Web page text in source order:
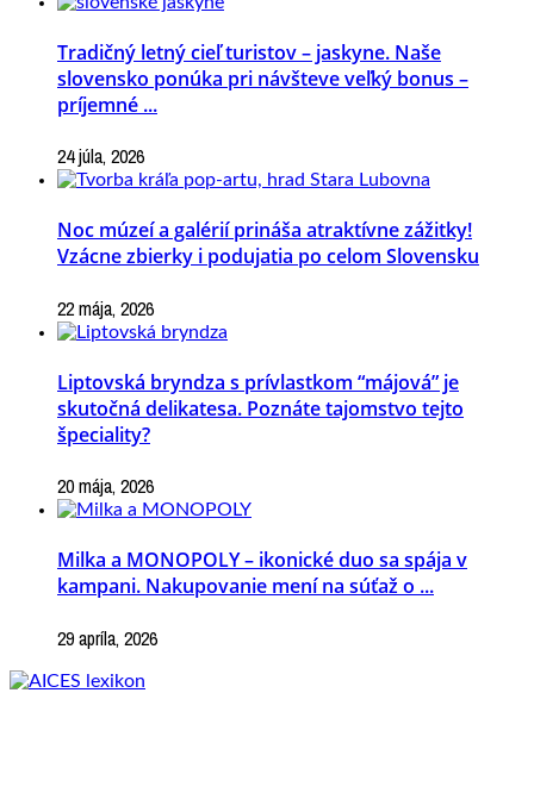
Tradičný letný cieľ turistov – jaskyne. Naše
slovensko ponúka pri návšteve veľký bonus –
príjemné ...
24 júla, 2026
Noc múzeí a galérií prináša atraktívne zážitky!
Vzácne zbierky i podujatia po celom Slovensku
22 mája, 2026
Liptovská bryndza s prívlastkom “májová” je
skutočná delikatesa. Poznáte tajomstvo tejto
špeciality?
20 mája, 2026
Milka a MONOPOLY – ikonické duo sa spája v
kampani. Nakupovanie mení na súťaž o ...
29 apríla, 2026